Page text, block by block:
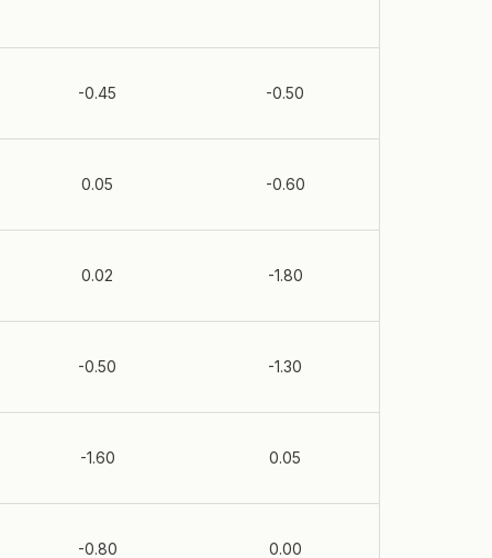
-0.45 -0.50
0.05 -0.60
0.02 -1.80
-0.50 -1.30
-1.60 0.05
-0.80 0.00